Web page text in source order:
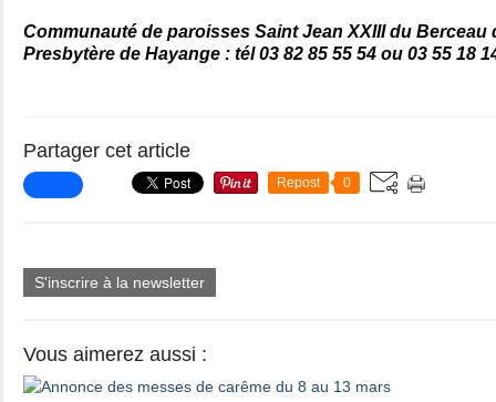
Communauté de paroisses Saint Jean XXIII du Berceau
Presbytère de Hayange : tél 03 82 85 55 54 ou 03 55 18
Partager cet article
Repost 0
S'inscrire à la newsletter
Vous aimerez aussi :